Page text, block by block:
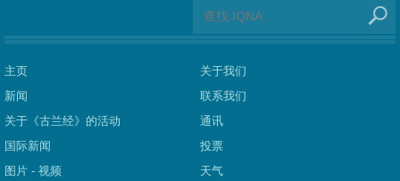
主页
新闻
关于《古兰经》的活动
国际新闻
图片 - 视频
关于我们
联系我们
通讯
投票
天气